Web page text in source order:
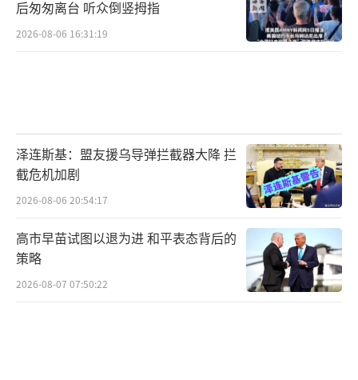
后匆匆离台 听众倒竖拇指
2026-08-06 16:31:19
泽连斯基：盟友援乌导弹拦截器大降 拦
截危机加剧
2026-08-06 20:54:17
高市早苗试图以退为进 和平表态背后的
策略
2026-08-07 07:50:22